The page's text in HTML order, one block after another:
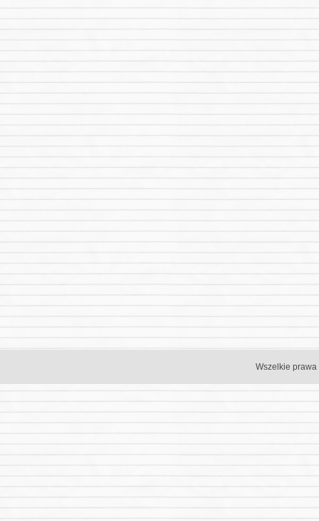
Wszelkie prawa